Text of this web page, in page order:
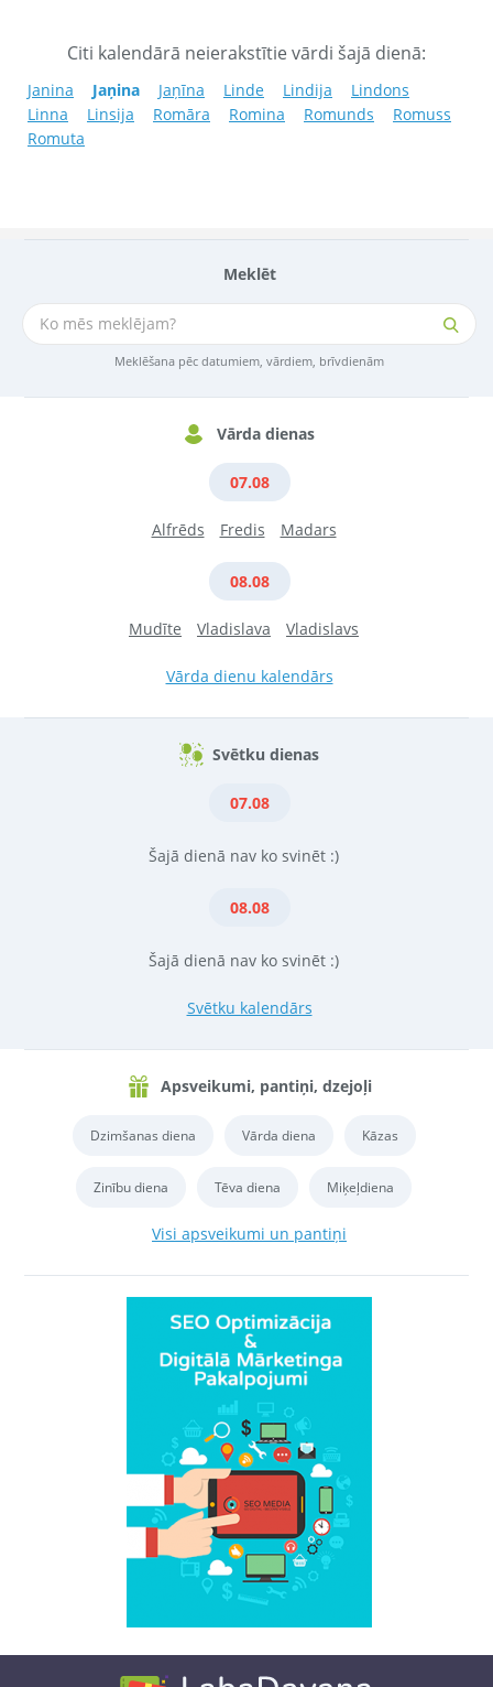
Meklēt
Meklēšana pēc datumiem, vārdiem, brīvdienām
Vārda dienas
07.08
Alfrēds Fredis Madars
08.08
Mudīte Vladislava Vladislavs
Vārda dienu kalendārs
Svētku dienas
07.08
Šajā dienā nav ko svinēt :)
08.08
Šajā dienā nav ko svinēt :)
Svētku kalendārs
Apsveikumi, pantiņi, dzejoļi
Dzimšanas diena Vārda diena Kāzas
Zinību diena Tēva diena Miķeļdiena
Visi apsveikumi un pantiņi
Citi kalendārā neierakstītie vārdi šajā dienā:
Janina Jaņina Jaņīna Linde Lindija
Lindons
Linna
Linsija Romāra Romina Romunds
Romuss
Romuta